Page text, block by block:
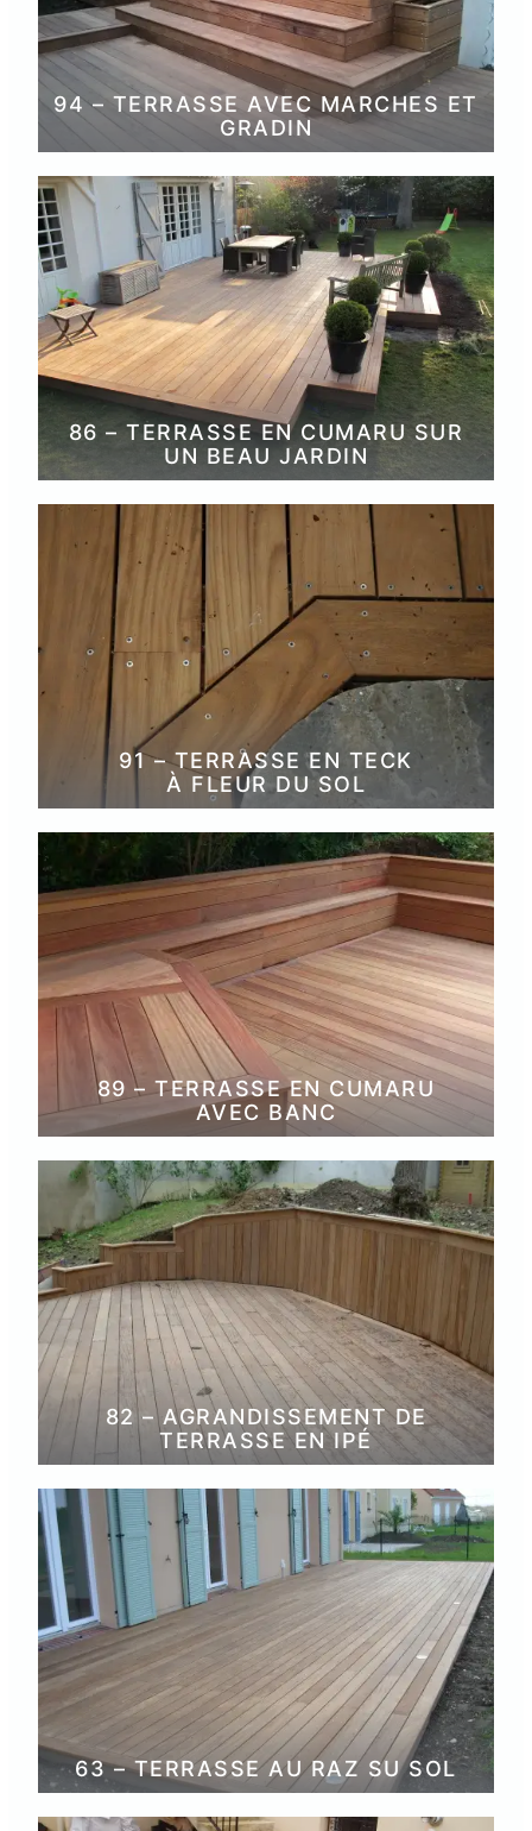
94 – TERRASSE AVEC MARCHES ET
GRADIN
86 – TERRASSE EN CUMARU SUR
UN BEAU JARDIN
91 – TERRASSE EN TECK
À FLEUR DU SOL
89 – TERRASSE EN CUMARU
AVEC BANC
82 – AGRANDISSEMENT DE
TERRASSE EN IPÉ
63 – TERRASSE AU RAZ SU SOL